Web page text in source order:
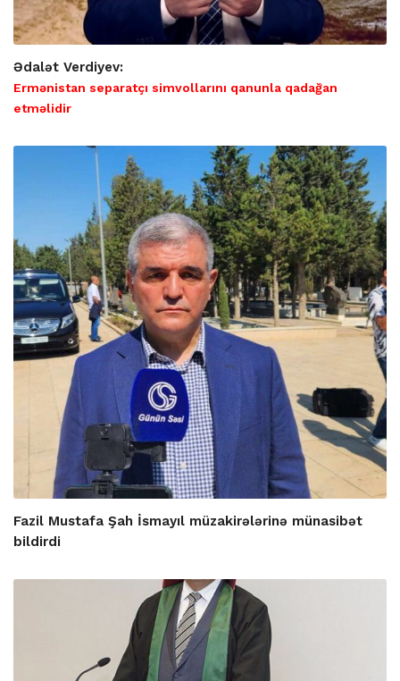
Ədalət Verdiyev:
Ermənistan separatçı simvollarını qanunla qadağan
etməlidir
Fazil Mustafa Şah İsmayıl müzakirələrinə münasibət
bildirdi